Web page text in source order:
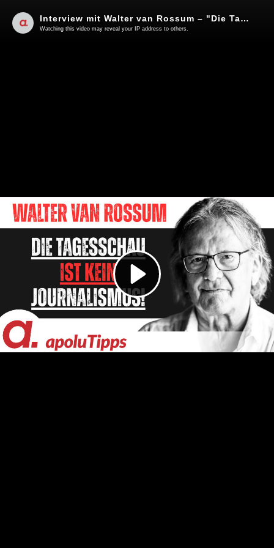
Play
Video
Interview mit Walter van Rossum – "Die Tagesschau ist kein Journalismus!"
Watching this video may reveal your IP address to others.